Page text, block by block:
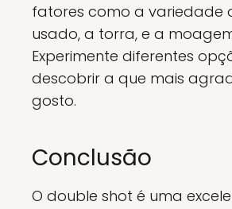
fatores como a variedade
usado, a torra, e a
Experimente diferentes
descobrir a que mais
gosto.
Conclusão
O double shot é uma